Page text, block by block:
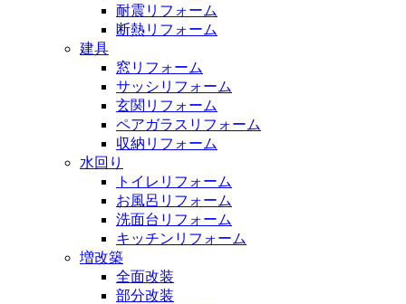
耐震リフォーム
断熱リフォーム
建具
窓リフォーム
サッシリフォーム
玄関リフォーム
ペアガラスリフォーム
収納リフォーム
水回り
トイレリフォーム
お風呂リフォーム
洗面台リフォーム
キッチンリフォーム
増改築
全面改装
部分改装